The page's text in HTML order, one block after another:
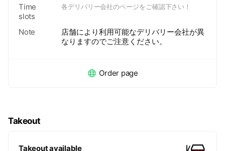
Time
slots
各デリバリー会社のページをご確認下さい！
Note
店舗により利用可能なデリバリー会社が異
なりますのでご注意ください。
Order page
Takeout
Takeout available